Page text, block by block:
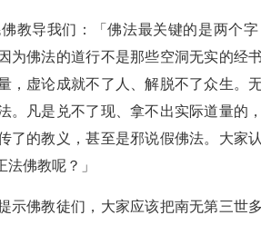
教导我们：「佛法最关键的是两个
为佛法的道行不是那些空洞无实的经
，虚论成就不了人、解脱不了众生。
。凡是兑不了现、拿不出实际道量的
了的教义，甚至是邪说假佛法。大家
佛教呢？」
示佛教徒们，大家应该把南无第三世